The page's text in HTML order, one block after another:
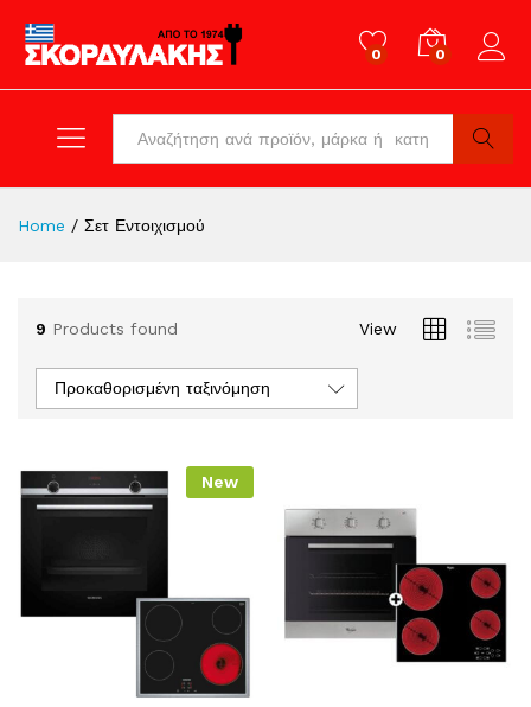
0 0
Search
Home / Σετ Εντοιχισμού
9 Products found View
Προκαθορισμένη ταξινόμηση
New